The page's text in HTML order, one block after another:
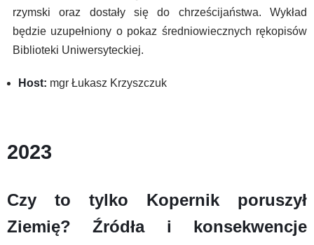
rzymski oraz dostały się do chrześcijaństwa. Wykład
będzie uzupełniony o pokaz średniowiecznych rękopisów
Biblioteki Uniwersyteckiej.
Host: mgr Łukasz Krzyszczuk
2023
Czy to tylko Kopernik poruszył
Ziemię? Źródła i konsekwencje